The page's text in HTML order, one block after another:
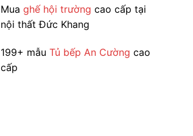
phẩm
Mua ghế hội trường cao cấp tại
nội thất Đức Khang
199+ mẫu Tủ bếp An Cường cao
cấp